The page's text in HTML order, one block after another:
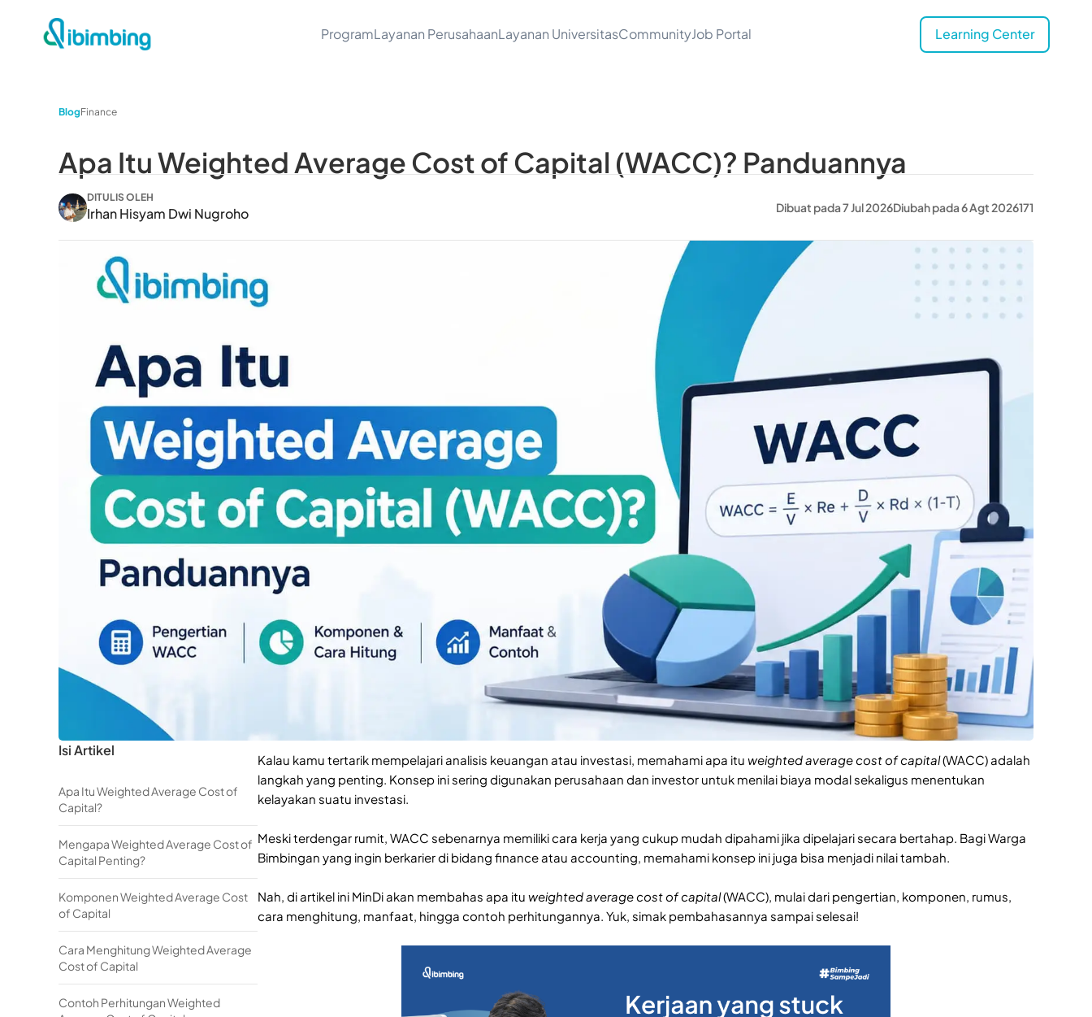
ProgramLayanan PerusahaanLayanan UniversitasCommunityJob Portal Learning Center
BlogFinance
Apa Itu Weighted Average Cost of Capital (WACC)? Panduannya
DITULIS OLEH
Irhan Hisyam Dwi Nugroho Dibuat pada 7 Jul 2026Diubah pada 6 Agt 2026171
Isi Artikel
Apa Itu Weighted Average Cost of
Capital?
Mengapa Weighted Average Cost of
Capital Penting?
Komponen Weighted Average Cost
of Capital
Cara Menghitung Weighted Average
Cost of Capital
Contoh Perhitungan Weighted
Kalau kamu tertarik mempelajari analisis keuangan atau investasi, memahami apa itu weighted average cost of capital(WACC) adalah
langkah yang penting. Konsep ini sering digunakan perusahaan dan investor untuk menilai biaya modal sekaligus menentukan
kelayakan suatu investasi.
Meski terdengar rumit, WACC sebenarnya memiliki cara kerja yang cukup mudah dipahami jika dipelajari secara bertahap. Bagi Warga
Bimbingan yang ingin berkarier di bidang finance atau accounting, memahami konsep ini juga bisa menjadi nilai tambah.
Nah, di artikel ini MinDi akan membahas apa itu weighted average cost of capital(WACC), mulai dari pengertian, komponen, rumus,
cara menghitung, manfaat, hingga contoh perhitungannya. Yuk, simak pembahasannya sampai selesai!